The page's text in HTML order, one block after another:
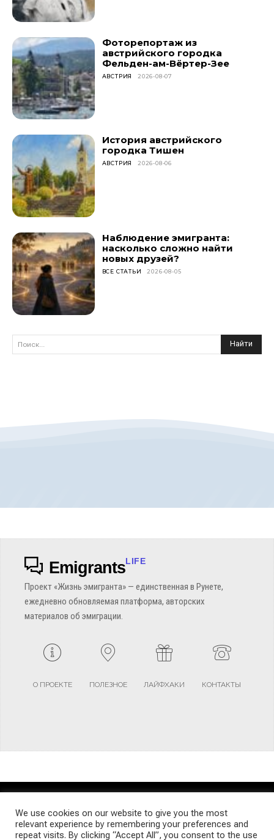
Фоторепортаж из
австрийского городка
Фельден-ам-Вёртер-Зее
АВСТРИЯ 2026-08-07
История австрийского
городка Тишен
АВСТРИЯ 2026-08-06
Наблюдение эмигранта:
насколько сложно найти
новых друзей?
ВСЕ СТАТЬИ 2026-08-05
Поиск... Найти
EmigrantsLIFE
Проект «Жизнь эмигранта» — единственная в Рунете,
ежедневно обновляемая платформа, авторских
материалов об эмиграции.
О ПРОЕКТЕ ПОЛЕЗНОЕ ЛАЙФХАКИ КОНТАКТЫ
TERMS AND CONDITIONS PRIVACY POLICY SITEMAP
© Emigrants Life WordPress Theme by TagDiv
We use cookies on our website to give you the most
relevant experience by remembering your preferences and
repeat visits. By clicking “Accept All”, you consent to the use